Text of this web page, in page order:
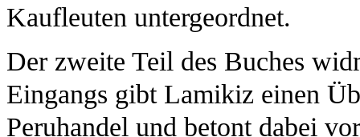
Kaufleuten untergeordnet.
Der zweite Teil des Buches
Eingangs gibt Lamikiz einen
Peruhandel und betont dabei